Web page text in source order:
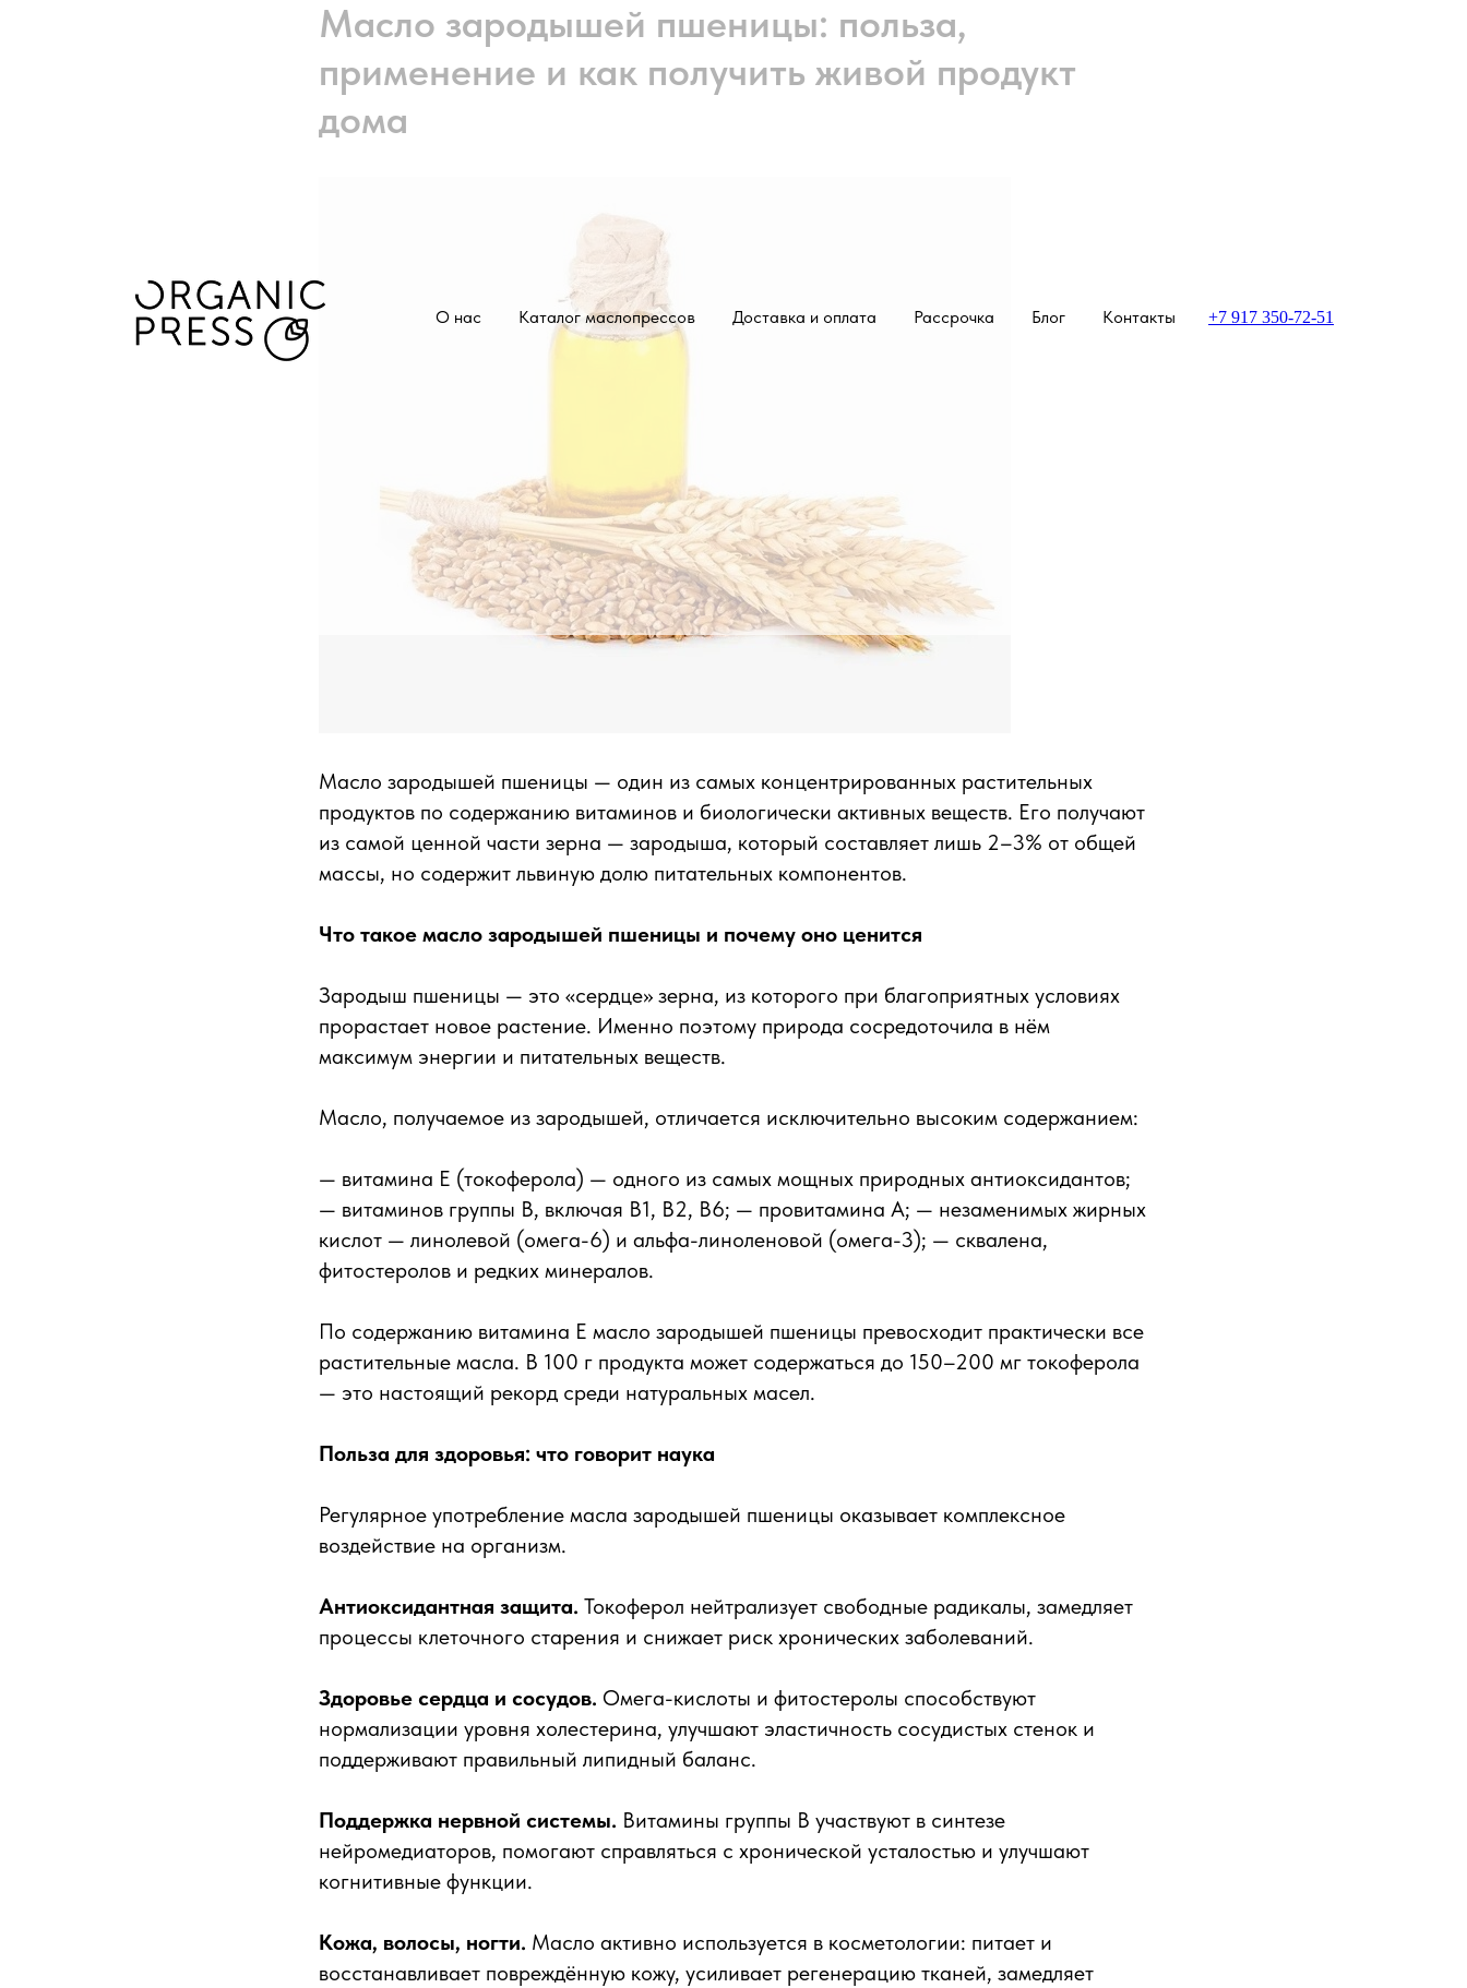
О нас Каталог маслопрессов Доставка и оплата Рассрочка Блог Контакты +7 917 350-72-51
Масло зародышей пшеницы: польза,
применение и как получить живой продукт
дома
Масло зародышей пшеницы — один из самых концентрированных растительных
продуктов по содержанию витаминов и биологически активных веществ. Его получают
из самой ценной части зерна — зародыша, который составляет лишь 2–3% от общей
массы, но содержит львиную долю питательных компонентов.
Что такое масло зародышей пшеницы и почему оно ценится
Зародыш пшеницы — это «сердце» зерна, из которого при благоприятных условиях
прорастает новое растение. Именно поэтому природа сосредоточила в нём
максимум энергии и питательных веществ.
Масло, получаемое из зародышей, отличается исключительно высоким содержанием:
— витамина E (токоферола) — одного из самых мощных природных антиоксидантов;
— витаминов группы B, включая B1, B2, B6; — провитамина A; — незаменимых жирных
кислот — линолевой (омега-6) и альфа-линоленовой (омега-3); — сквалена,
фитостеролов и редких минералов.
По содержанию витамина E масло зародышей пшеницы превосходит практически все
растительные масла. В 100 г продукта может содержаться до 150–200 мг токоферола
— это настоящий рекорд среди натуральных масел.
Польза для здоровья: что говорит наука
Регулярное употребление масла зародышей пшеницы оказывает комплексное
воздействие на организм.
Антиоксидантная защита. Токоферол нейтрализует свободные радикалы, замедляет
процессы клеточного старения и снижает риск хронических заболеваний.
Здоровье сердца и сосудов. Омега-кислоты и фитостеролы способствуют
нормализации уровня холестерина, улучшают эластичность сосудистых стенок и
поддерживают правильный липидный баланс.
Поддержка нервной системы. Витамины группы B участвуют в синтезе
нейромедиаторов, помогают справляться с хронической усталостью и улучшают
когнитивные функции.
Кожа, волосы, ногти. Масло активно используется в косметологии: питает и
восстанавливает повреждённую кожу, усиливает регенерацию тканей, замедляет